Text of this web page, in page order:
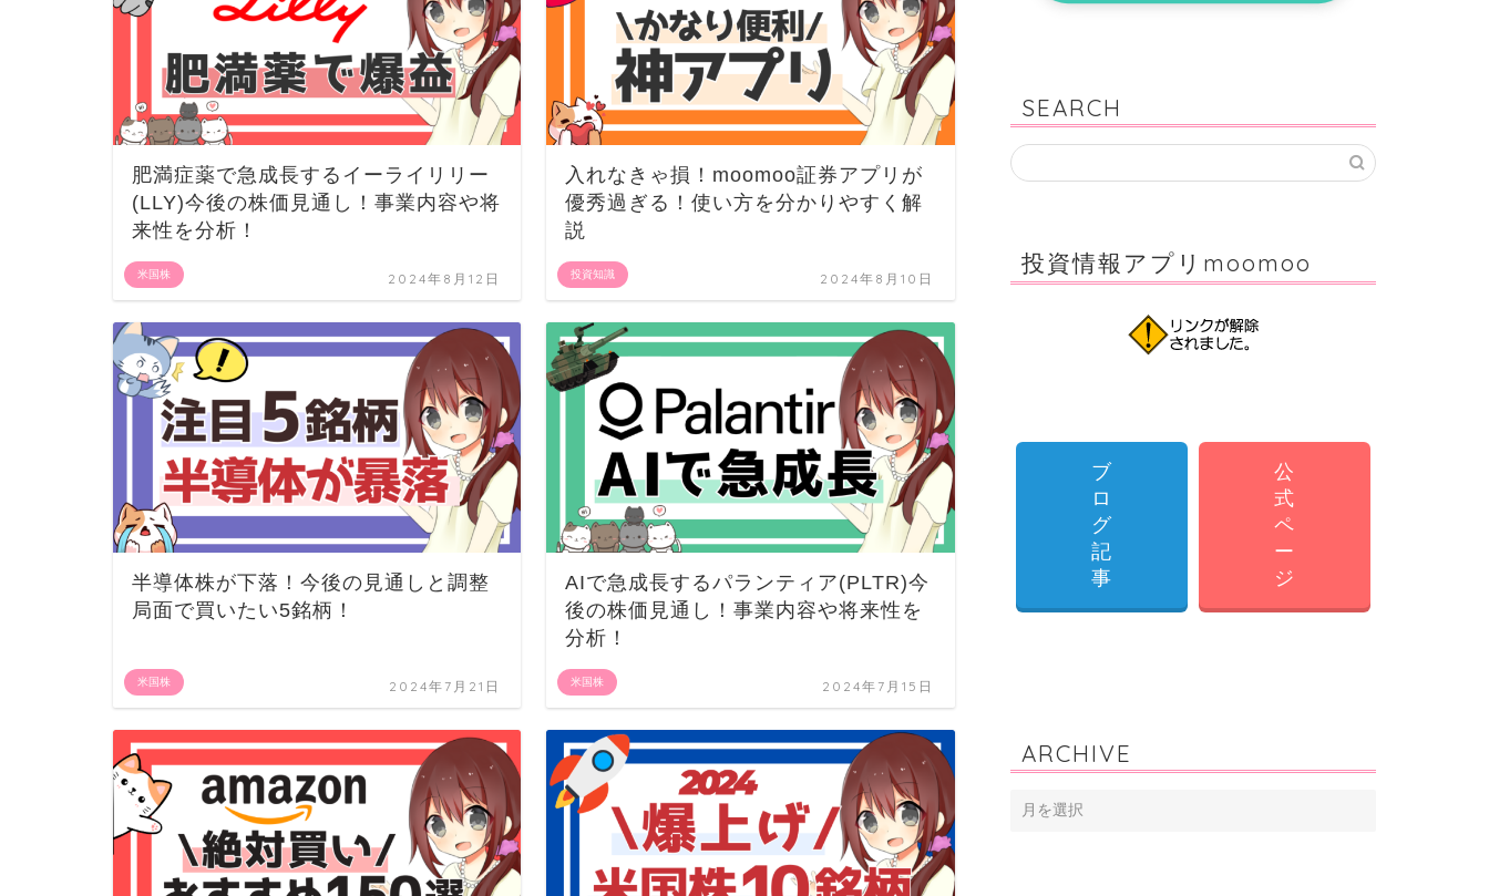
米国株
肥満症薬で急成長するイーライリリー
(LLY)今後の株価見通し！事業内容や将
来性を分析！
2024年8月12日 投資知識
入れなきゃ損！moomoo証券アプリが
優秀過ぎる！使い方を分かりやすく解
説
2024年8月10日
米国株
半導体株が下落！今後の見通しと調整
局面で買いたい5銘柄！
2024年7月21日 米国株
AIで急成長するパランティア(PLTR)今
後の株価見通し！事業内容や将来性を
分析！
2024年7月15日
SEARCH
投資情報アプリmoomoo
ブ
ロ
グ
記
事
公
式
ペ
ー
ジ
ARCHIVE